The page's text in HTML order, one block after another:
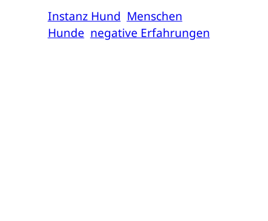
Instanz Hund Menschen
Hunde negative Erfahrungen